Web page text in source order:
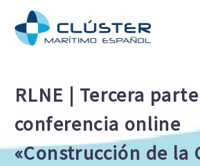
RLNE | Tercera
conferencia online
«Construcción de la